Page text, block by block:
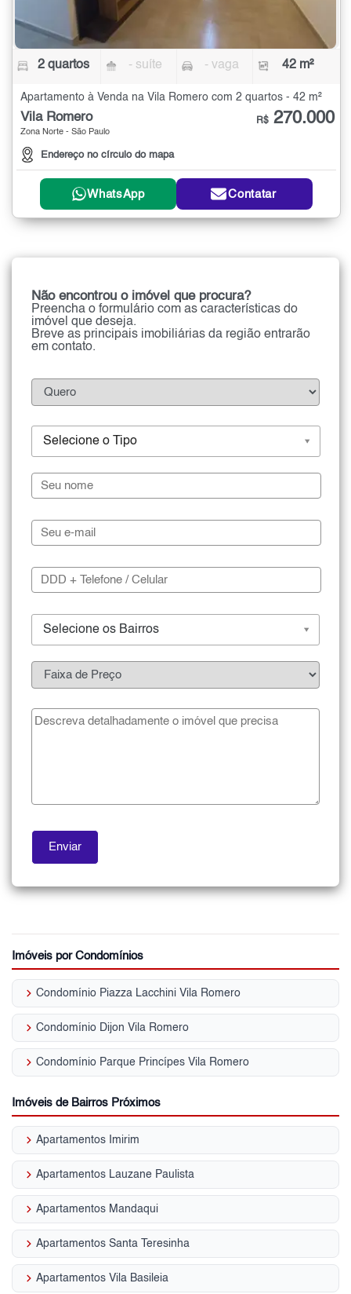
2 quartos - suíte - vaga 42 m²
Apartamento à Venda na Vila Romero com 2 quartos - 42 m²
Vila Romero
Zona Norte - São Paulo
Endereço no círculo do mapa
R$ 270.000
WhatsApp Contatar
Não encontrou o imóvel que procura?
Preencha o formulário com as características do
imóvel que deseja.
Breve as principais imobiliárias da região entrarão
em contato.
Selecione o Tipo
Selecione os Bairros
Imóveis por Condomínios
keyboard_arrow_right Condomínio Piazza Lacchini Vila Romero
keyboard_arrow_right Condomínio Dijon Vila Romero
keyboard_arrow_right Condomínio Parque Princípes Vila Romero
Imóveis de Bairros Próximos
keyboard_arrow_right Apartamentos Imirim
keyboard_arrow_right Apartamentos Lauzane Paulista
keyboard_arrow_right Apartamentos Mandaqui
keyboard_arrow_right Apartamentos Santa Teresinha
keyboard_arrow_right Apartamentos Vila Basileia